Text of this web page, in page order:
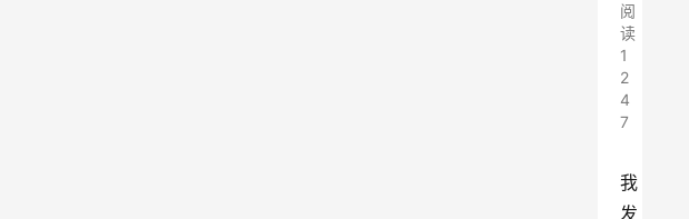
阅
读
1
2
4
7
我
发